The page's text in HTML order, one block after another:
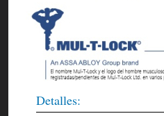
Detalles: